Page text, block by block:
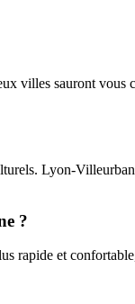
villes sauront vous
Lyon-
?
rapide et